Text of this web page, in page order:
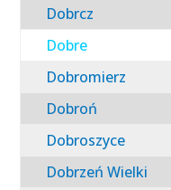
Dobrcz
Dobre
Dobromierz
Dobroń
Dobroszyce
Dobrzeń Wielki